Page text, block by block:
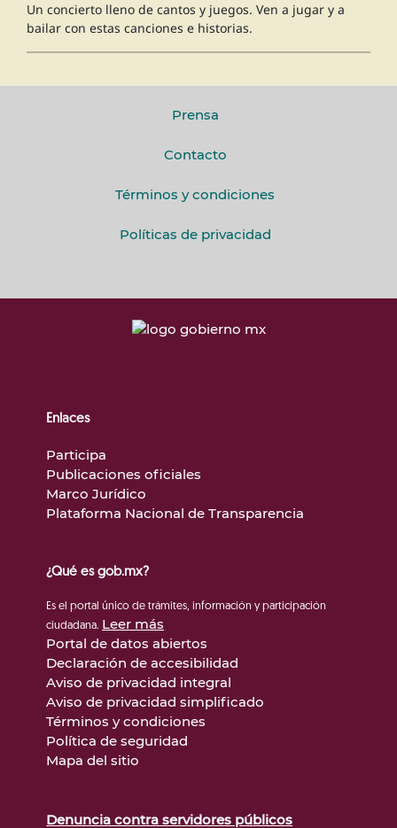
Un concierto lleno de cantos y juegos. Ven a jugar y a
bailar con estas canciones e historias.
Prensa
Contacto
Términos y condiciones
Políticas de privacidad
Enlaces
Participa
Publicaciones oficiales
Marco Jurídico
Plataforma Nacional de Transparencia
¿Qué es gob.mx?
Es el portal único de trámites, información y participación
ciudadana. Leer más
Portal de datos abiertos
Declaración de accesibilidad
Aviso de privacidad integral
Aviso de privacidad simplificado
Términos y condiciones
Política de seguridad
Mapa del sitio
Denuncia contra servidores públicos